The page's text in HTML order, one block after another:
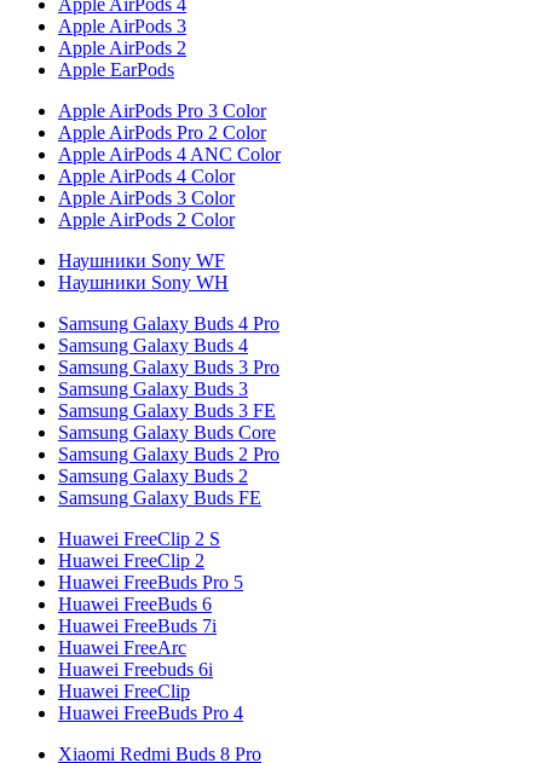
Apple AirPods 4
Apple AirPods 3
Apple AirPods 2
Apple EarPods
Apple AirPods Pro 3 Color
Apple AirPods Pro 2 Color
Apple AirPods 4 ANC Color
Apple AirPods 4 Color
Apple AirPods 3 Color
Apple AirPods 2 Color
Наушники Sony WF
Наушники Sony WH
Samsung Galaxy Buds 4 Pro
Samsung Galaxy Buds 4
Samsung Galaxy Buds 3 Pro
Samsung Galaxy Buds 3
Samsung Galaxy Buds 3 FE
Samsung Galaxy Buds Core
Samsung Galaxy Buds 2 Pro
Samsung Galaxy Buds 2
Samsung Galaxy Buds FE
Huawei FreeClip 2 S
Huawei FreeClip 2
Huawei FreeBuds Pro 5
Huawei FreeBuds 6
Huawei FreeBuds 7i
Huawei FreeArc
Huawei Freebuds 6i
Huawei FreeClip
Huawei FreeBuds Pro 4
Xiaomi Redmi Buds 8 Pro